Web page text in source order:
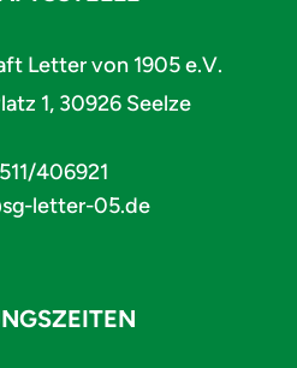
Letter von 1905 e.V.
1, 30926 Seelze
406921
letter-05.de